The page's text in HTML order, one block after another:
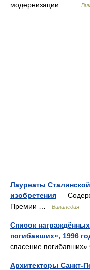
модернизации… …
Лауреаты
изобретения —
Премии …
Википедия
Список
погибавших», 1996
спасение
Архитекторы Санкт-